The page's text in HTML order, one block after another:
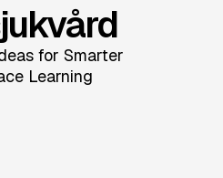
for Smarter
Learning